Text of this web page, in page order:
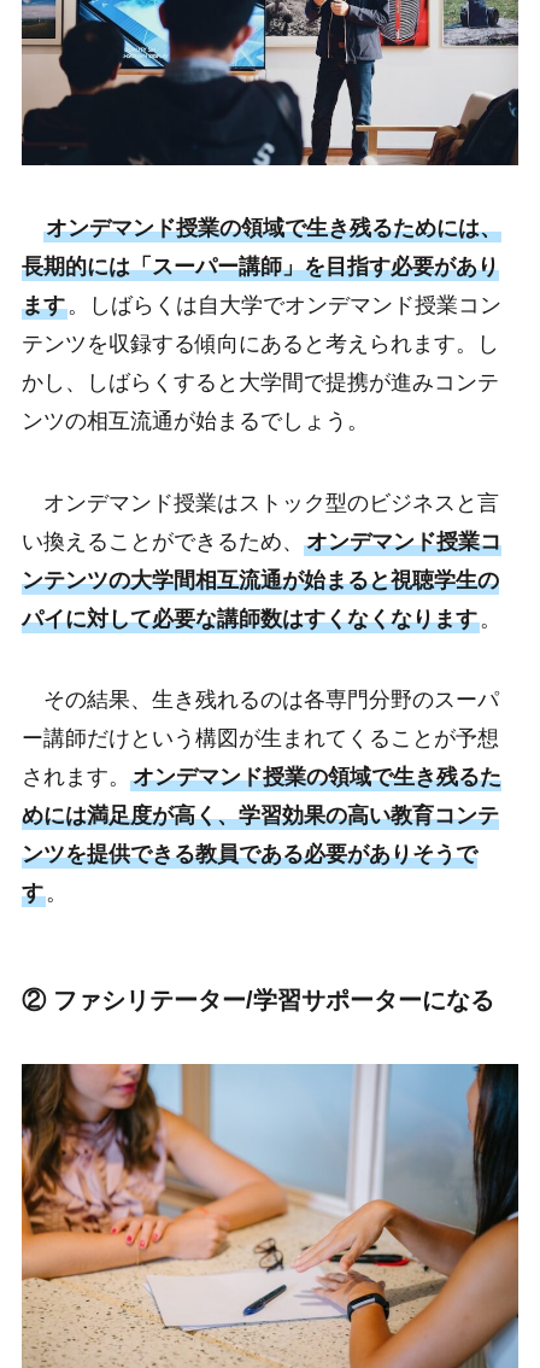
オンデマンド授業の領域で生き残るためには、
長期的には「スーパー講師」を目指す必要があり
ます。しばらくは自大学でオンデマンド授業コン
テンツを収録する傾向にあると考えられます。し
かし、しばらくすると大学間で提携が進みコンテ
ンツの相互流通が始まるでしょう。
オンデマンド授業はストック型のビジネスと言
い換えることができるため、 オンデマンド授業コ
ンテンツの大学間相互流通が始まると視聴学生の
パイに対して必要な講師数はすくなくなります。
その結果、生き残れるのは各専門分野のスーパ
ー講師だけという構図が生まれてくることが予想
されます。 オンデマンド授業の領域で生き残るた
めには満足度が高く、学習効果の高い教育コンテ
ンツを提供できる教員である必要がありそうで
す。
② ファシリテーター/学習サポーターになる